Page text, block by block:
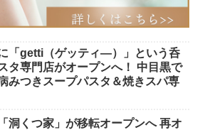
「getti（ゲッティ―）」という呑
タ専門店がオープンへ！ 中目黒で
みつきスープパスタ＆焼きスパ専
洞くつ家」が移転オープンへ 再オ